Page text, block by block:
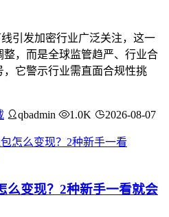
线引发加密行业广泛关注，这一
，而是全球监管趋严、行业合
它警示行业需直面合规性挑
qbadmin 1.0K 2026-08-07
么变现？2种新手一看就会